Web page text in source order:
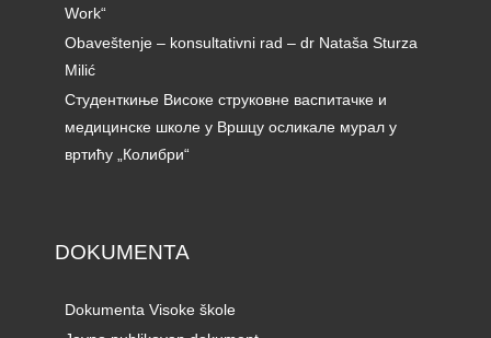
Work“
Obaveštenje – konsultativni rad – dr Nataša Sturza
Milić
Студенткиње Високе струковне васпитачке и
медицинске школе у Вршцу осликале мурал у
вртићу „Колибри“
DOKUMENTA
Dokumenta Visoke škole